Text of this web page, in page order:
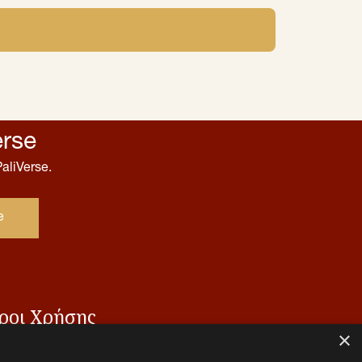
Χρήσης
×